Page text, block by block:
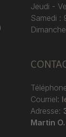
Jeudi -
Samedi :
Courriel:
Adresse:
Martin